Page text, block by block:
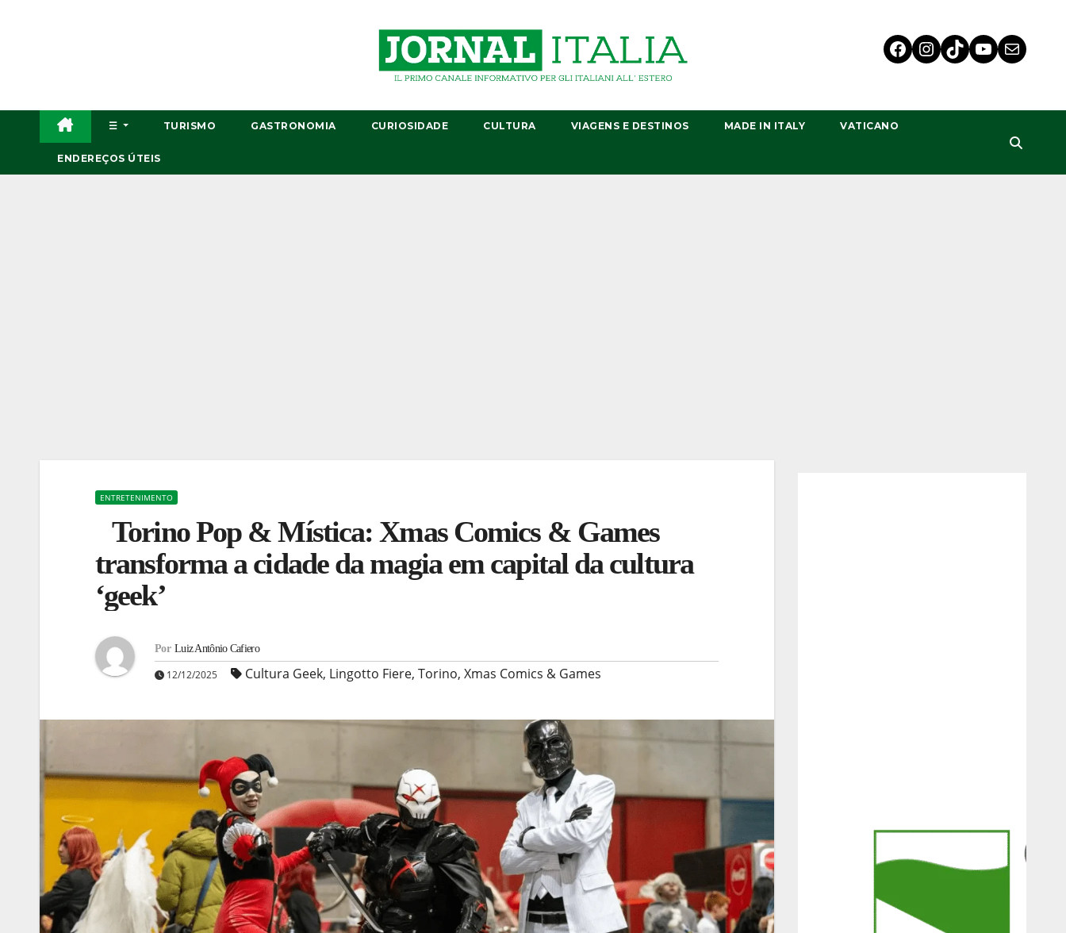
☰ TURISMO GASTRONOMIA CURIOSIDADE CULTURA VIAGENS E DESTINOS MADE IN ITALY VATICANO
ENDEREÇOS ÚTEIS
ENTRETENIMENTO
Torino Pop & Mística: Xmas Comics & Games
transforma a cidade da magia em capital da cultura
‘geek’
Por Luiz Antônio Cafiero
12/12/2025 Cultura Geek, Lingotto Fiere, Torino, Xmas Comics & Games